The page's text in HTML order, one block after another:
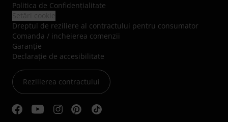
Politica de Confidenţialitate
Dreptul de reziliere al contractului pentru consumator
Comanda / incheierea comenzii
Garanție
Declarație de accesibilitate
Rezilierea contractului